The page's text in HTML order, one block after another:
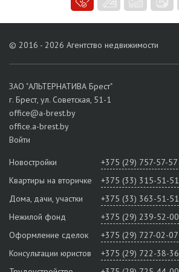
© 2016 - 2026 Агентство недвижимости
ЗАО "АЛЬТЕРНАТИВА Брест"
г. Брест, ул. Советская, 51-1
office@a-brest.by
office.a-brest.by
Войти
Новостройки
+375 (29) 757-57-57
Квартиры на вторичке
+375 (33) 315-51-51
Дома, дачи, участки
+375 (33) 363-51-51
Нежилой фонд
+375 (29) 239-52-00
Оформление сделок
+375 (29) 727-02-07
Консультации юристов
+375 (29) 722-38-36